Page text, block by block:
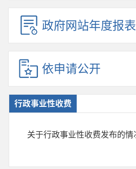
政府网站年度报表
依申请公开
行政事业性收费